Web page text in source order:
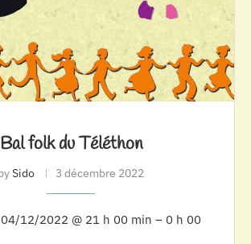
Bal folk du Téléthon
Sido 3 décembre 2022
12/2022 @ 21 h 00 min – 0 h 00